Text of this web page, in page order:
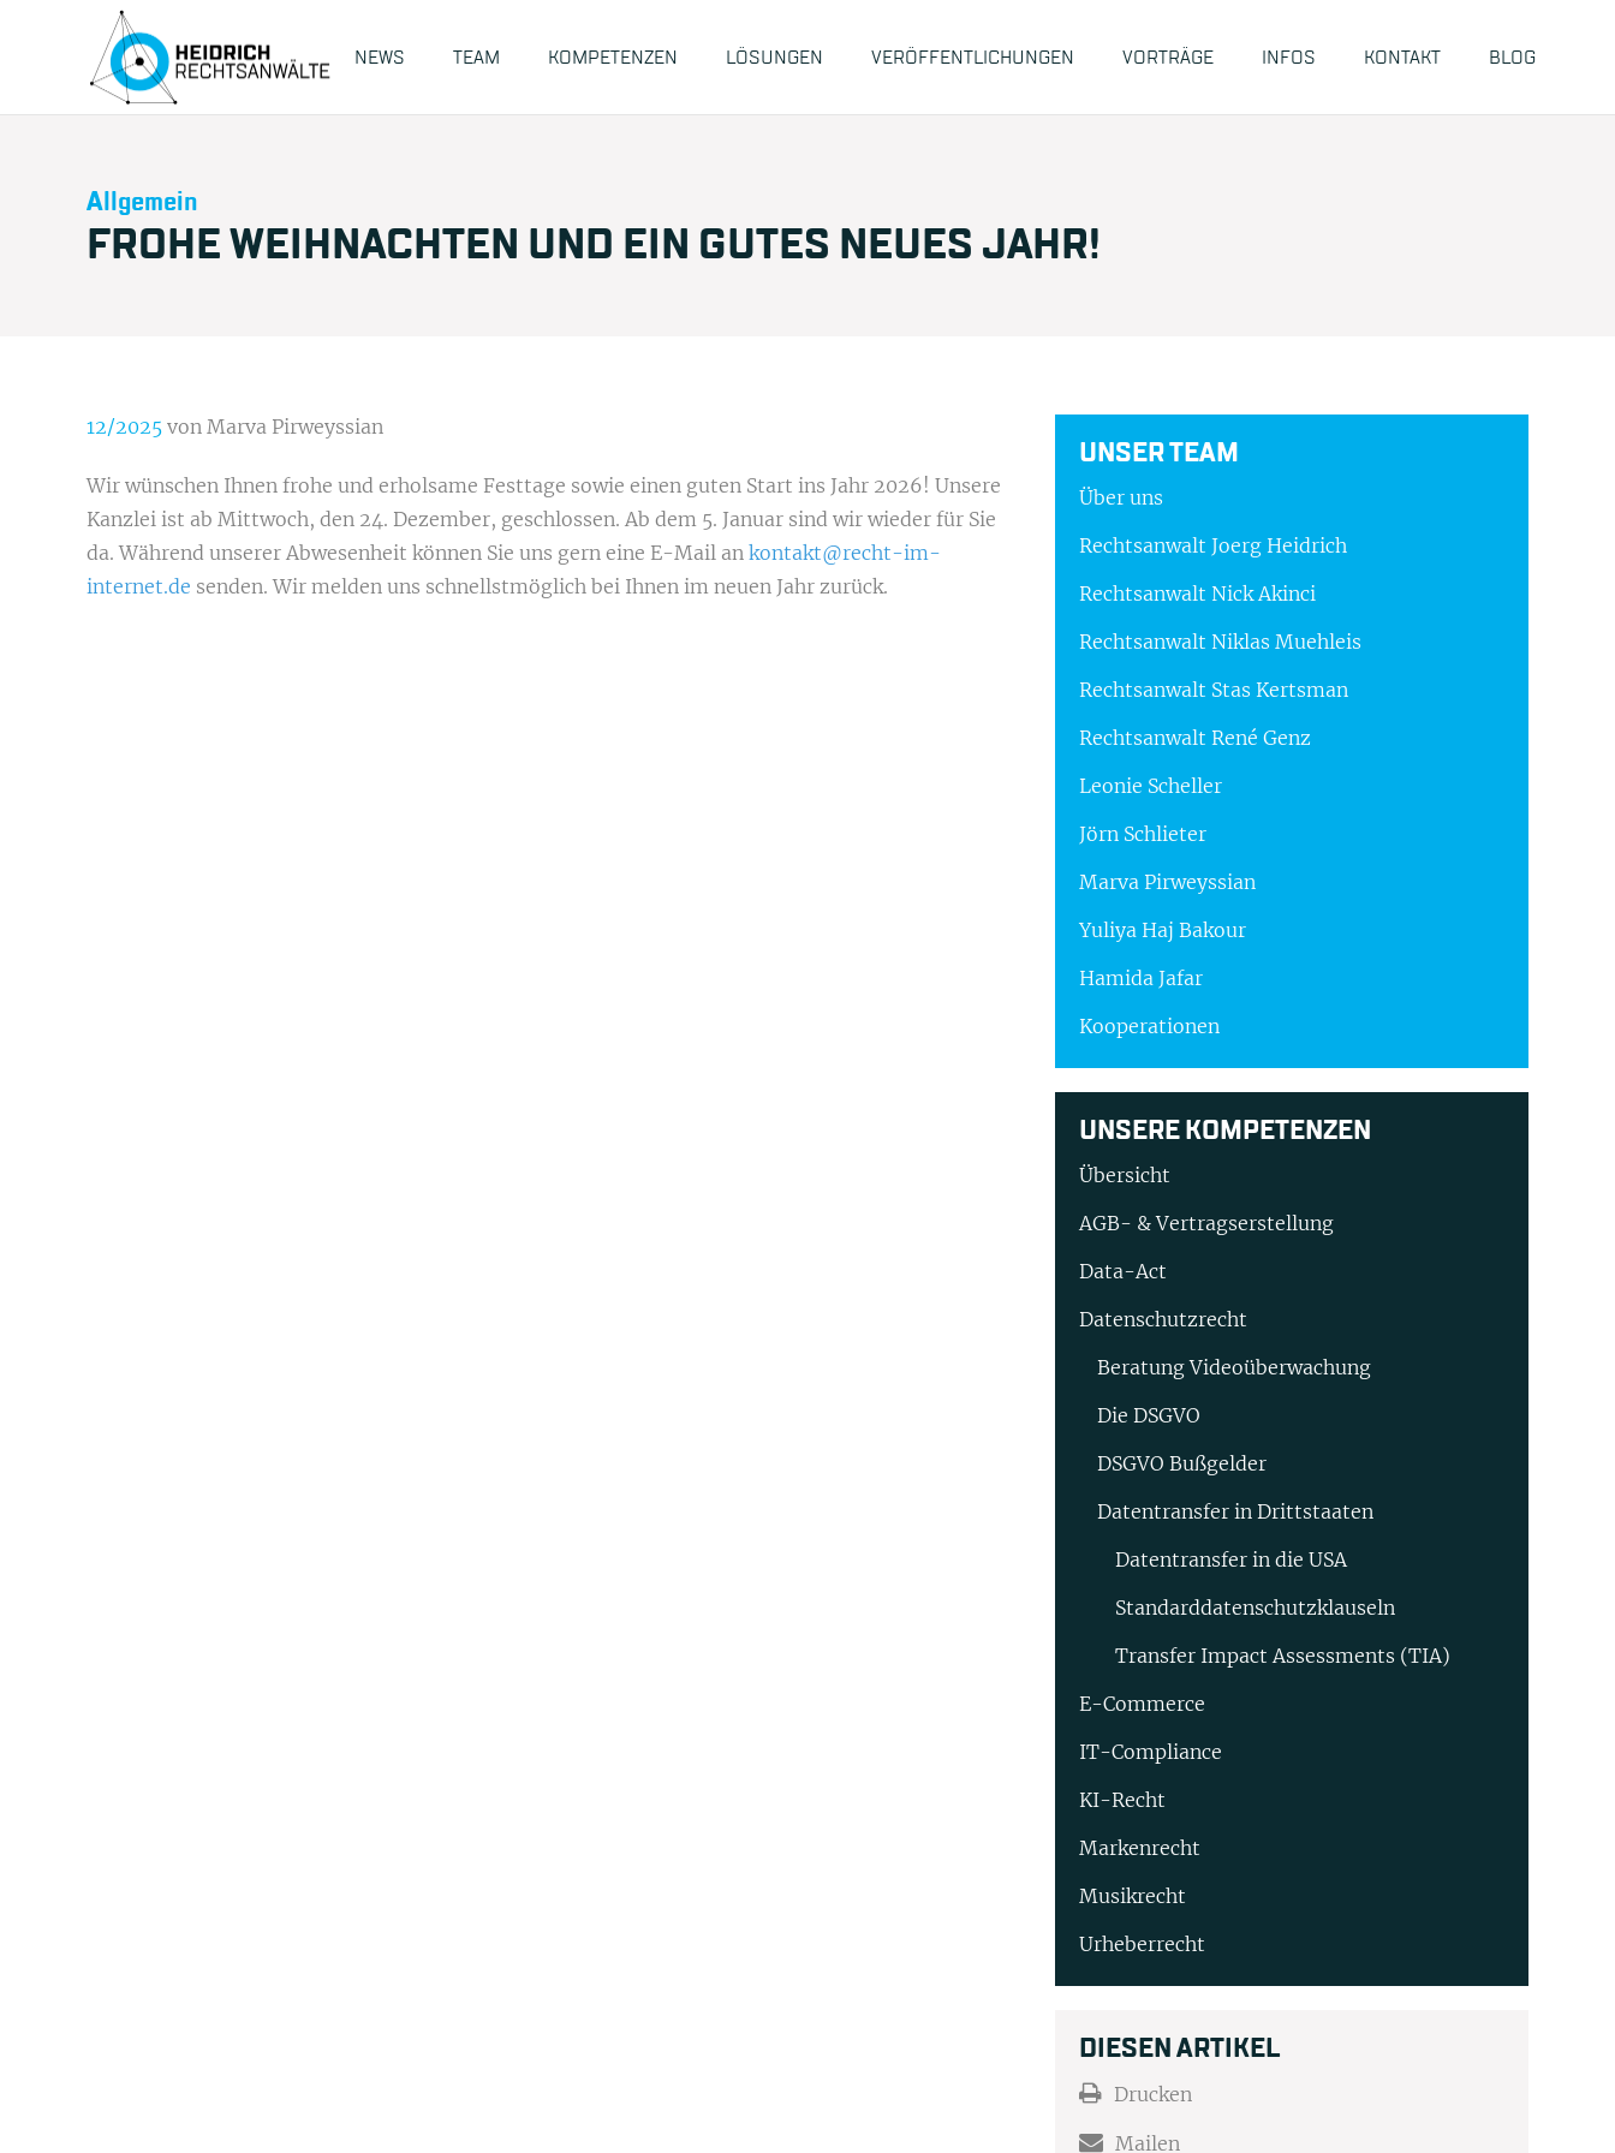
NEWS TEAM KOMPETENZEN LÖSUNGEN VERÖFFENTLICHUNGEN VORTRÄGE INFOS KONTAKT BLOG
Allgemein
FROHE WEIHNACHTEN UND EIN GUTES NEUES JAHR!
12/2025 von Marva Pirweyssian
Wir wünschen Ihnen frohe und erholsame Festtage sowie einen guten Start ins Jahr 2026! Unsere
Kanzlei ist ab Mittwoch, den 24. Dezember, geschlossen. Ab dem 5. Januar sind wir wieder für Sie
da. Während unserer Abwesenheit können Sie uns gern eine E-Mail an kontakt@recht-im-
internet.de senden. Wir melden uns schnellstmöglich bei Ihnen im neuen Jahr zurück.
UNSER TEAM
Über uns
Rechtsanwalt Joerg Heidrich
Rechtsanwalt Nick Akinci
Rechtsanwalt Niklas Muehleis
Rechtsanwalt Stas Kertsman
Rechtsanwalt René Genz
Leonie Scheller
Jörn Schlieter
Marva Pirweyssian
Yuliya Haj Bakour
Hamida Jafar
Kooperationen
UNSERE KOMPETENZEN
Übersicht
AGB- & Vertragserstellung
Data-Act
Datenschutzrecht
Beratung Video­überwachung
Die DSGVO
DSGVO Bußgelder
Datentransfer in Drittstaaten
Datentransfer in die USA
Standard­datenschutz­klauseln
Transfer Impact Assessments (TIA)
E-Commerce
IT-Compliance
KI-Recht
Markenrecht
Musikrecht
Urheberrecht
DIESEN ARTIKEL
Drucken
Mailen